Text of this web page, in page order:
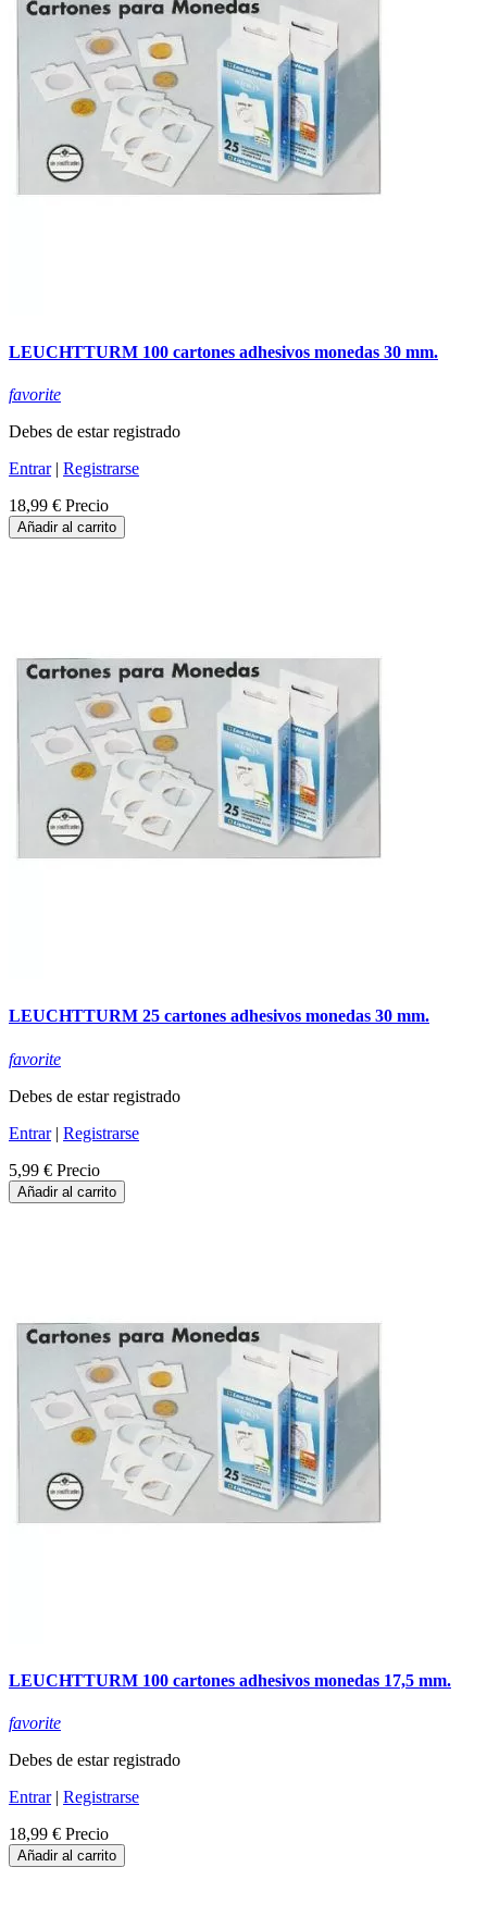
LEUCHTTURM 100 cartones adhesivos monedas 30 mm.
favorite
Debes de estar registrado
Entrar| Registrarse
18,99 € Precio
Añadir al carrito
LEUCHTTURM 25 cartones adhesivos monedas 30 mm.
favorite
Debes de estar registrado
Entrar| Registrarse
5,99 € Precio
Añadir al carrito
LEUCHTTURM 100 cartones adhesivos monedas 17,5 mm.
favorite
Debes de estar registrado
Entrar| Registrarse
18,99 € Precio
Añadir al carrito